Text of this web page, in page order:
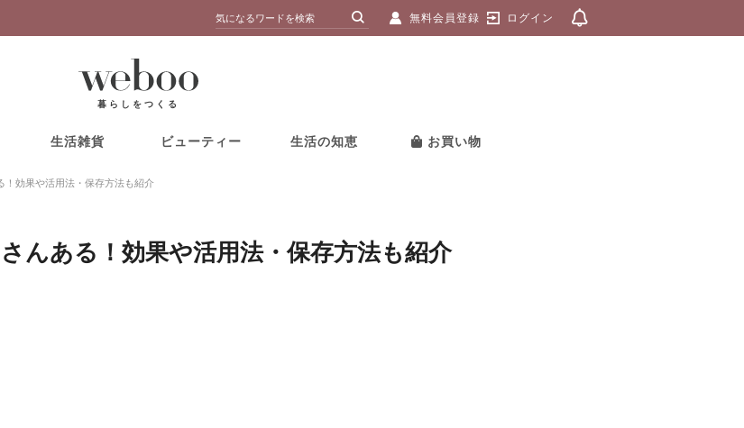
無料会員登録 ログイン
暮らしをつくる
生活雑貨 ビューティー 生活の知恵 お買い物
！効果や活用法・保存方法も紹介
んある！効果や活用法・保存方法も紹介